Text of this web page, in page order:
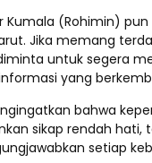
Kumala (Rohimin)
Jika memang
untuk segera
yang
bahwa
sikap rendah hati,
setiap